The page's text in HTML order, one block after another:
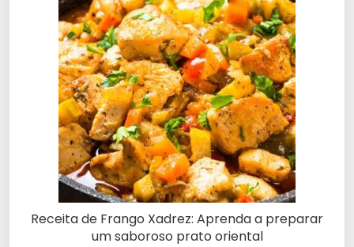
Receita de Frango Xadrez: Aprenda a preparar
um saboroso prato oriental